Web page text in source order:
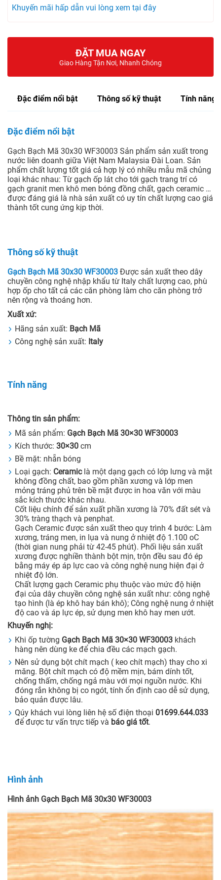
Khuyến mãi hấp dẫn vui lòng xem tại đây
ĐẶT MUA NGAY
Giao Hàng Tận Nơi, Nhanh Chóng
Đặc điểm nổi bật Thông số kỹ thuật Tính năng
Đặc điểm nổi bật
Gạch Bạch Mã 30x30 WF30003 Sản phẩm sản xuất trong
nước liên doanh giữa Việt Nam Malaysia Đài Loan. Sản
phẩm chất lượng tốt giá cả hợp lý có nhiều mẫu mã chủng
loại khác nhau: Từ gạch ốp lát cho tới gạch trang trí có
gạch granit men khô men bóng đồng chất, gạch ceramic …
được đáng giá là nhà sản xuất có uy tín chất lượng cao giá
thành tốt cung ứng kịp thời.
Thông số kỹ thuật
Gạch Bạch Mã 30x30 WF30003 Được sản xuất theo dây
chuyền công nghệ nhập khẩu từ Italy chất lượng cao, phù
hợp ốp cho tất cả các căn phòng làm cho căn phòng trở
nên rộng và thoáng hơn.
Xuất xứ:
Hãng sản xuất: Bạch Mã
Công nghệ sản xuất: Italy
Tính năng
Thông tin sản phẩm:
Mã sản phẩm: Gạch Bạch Mã 30×30 WF30003
Kích thước: 30×30 cm
Bề mặt: nhẵn bóng
Loại gạch: Ceramiclà một dạng gạch có lớp lưng và mặt
không đồng chất, bao gồm phần xương và lớp men
mỏng tráng phủ trên bề mặt được in hoa văn với màu
sắc kích thước khác nhau.
Cốt liệu chính để sản xuất phần xương là 70% đất sét và
30% tràng thạch và penphat.
Gạch Ceramic được sản xuất theo quy trình 4 bước: Làm
xương, tráng men, in lụa và nung ở nhiệt độ 1.100 oC
(thời gian nung phải từ 42-45 phút). Phối liệu sản xuất
xương được nghiền thành bột mịn, trộn đều sau đó ép
bằng máy ép áp lực cao và công nghệ nung hiện đại ở
nhiệt độ lớn.
Chất lượng gạch Ceramic phụ thuộc vào mức độ hiện
đại của dây chuyền công nghệ sản xuất như: công nghệ
tạo hình (là ép khô hay bán khô); Công nghệ nung ở nhiệt
độ cao và áp lực ép, sử dụng men khô hay men ướt.
Khuyến nghị:
Khi ốp tường Gạch Bạch Mã 30×30 WF30003 khách
hàng nên dùng ke để chia đều các mạch gạch.
Nên sử dụng bột chít mạch ( keo chít mạch) thay cho xi
măng. Bột chít mạch có độ mềm mịn, bám dính tốt,
chống thấm, chống ngả màu với mọi nguồn nước. Khi
đóng rắn không bị co ngót, tính ổn định cao dễ sử dụng,
bảo quản được lâu.
Qúy khách vui lòng liên hệ số điện thoại 01699.644.033
để được tư vấn trực tiếp và báo giá tốt.
Hình ảnh
Hình ảnh Gạch Bạch Mã 30x30 WF30003